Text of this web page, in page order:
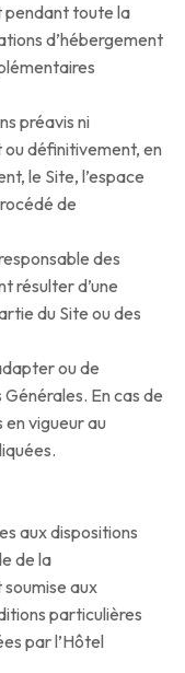
pendant toute la
d’hébergement
préavis ni
définitivement, en
le Site, l’espace
de
des
résulter d’une
du Site ou des
ou de
En cas de
vigueur au
aux dispositions
de la
aux
particulières
par l’Hôtel